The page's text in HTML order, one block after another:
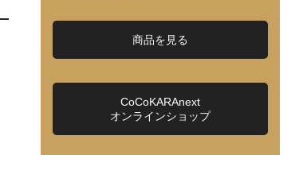
商品を見る
CoCoKARAnext
オンラインショップ